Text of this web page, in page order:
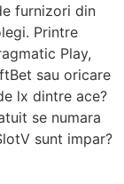
furnizori din
Printre
Play,
sau oricare
lx dintre ace?
se numara
sunt impar?